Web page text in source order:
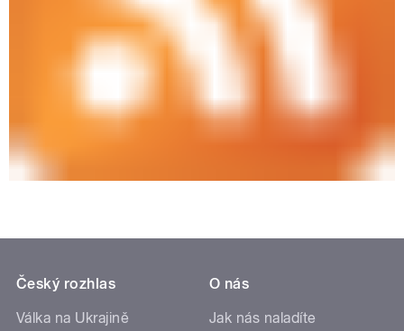
Český rozhlas
Válka na Ukrajině
O nás
Jak nás naladíte